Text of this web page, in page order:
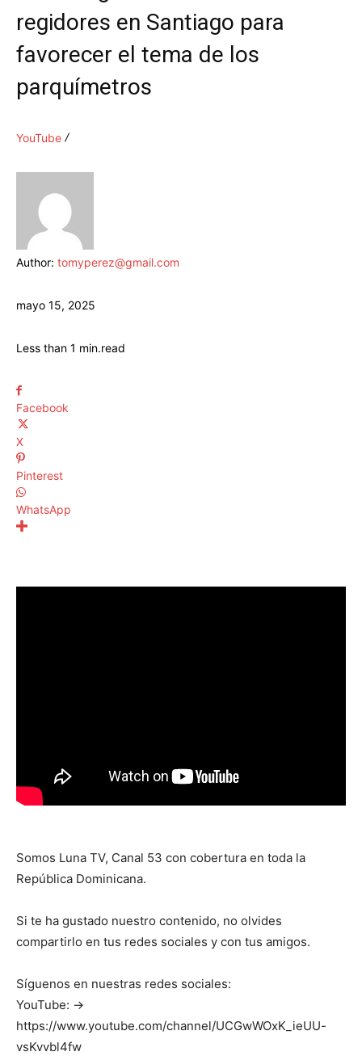
regidores en Santiago para
favorecer el tema de los
parquímetros
YouTube
Author: tomyperez@gmail.com
mayo 15, 2025
Less than 1 min.read
Facebook
X
Pinterest
WhatsApp
Somos Luna TV, Canal 53 con cobertura en toda la
República Dominicana.
Si te ha gustado nuestro contenido, no olvides
compartirlo en tus redes sociales y con tus amigos.
Síguenos en nuestras redes sociales:
YouTube: →
https://www.youtube.com/channel/UCGwWOxK_ieUU-
vsKvvbl4fw